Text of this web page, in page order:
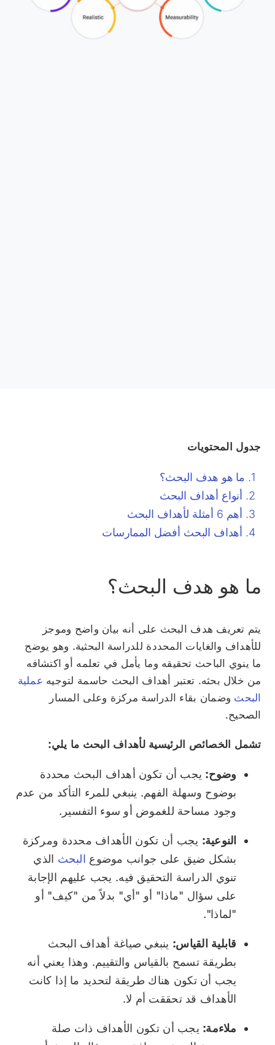
جدول المحتويات
ما هو هدف البحث؟
أنواع أهداف البحث
أهم 6 أمثلة لأهداف البحث
أهداف البحث أفضل الممارسات
ما هو هدف البحث؟
يتم تعريف هدف البحث على أنه بيان واضح وموجز
للأهداف والغايات المحددة للدراسة البحثية. وهو يوضح
ما ينوي الباحث تحقيقه وما يأمل في تعلمه أو اكتشافه
من خلال بحثه. تعتبر أهداف البحث حاسمة لتوجيه عملية
البحث وضمان بقاء الدراسة مركزة وعلى المسار
الصحيح.
تشمل الخصائص الرئيسية لأهداف البحث ما يلي:
وضوح: يجب أن تكون أهداف البحث محددة
بوضوح وسهلة الفهم. ينبغي للمرء التأكد من عدم
وجود مساحة للغموض أو سوء التفسير.
النوعية: يجب أن تكون الأهداف محددة ومركزة
بشكل ضيق على جوانب موضوع البحث الذي
تنوي الدراسة التحقيق فيه. يجب عليهم الإجابة
على سؤال "ماذا" أو "أي" بدلاً من "كيف" أو
"لماذا".
قابلية القياس: ينبغي صياغة أهداف البحث
بطريقة تسمح بالقياس والتقييم. وهذا يعني أنه
يجب أن تكون هناك طريقة لتحديد ما إذا كانت
الأهداف قد تحققت أم لا.
ملاءمة: يجب أن تكون الأهداف ذات صلة